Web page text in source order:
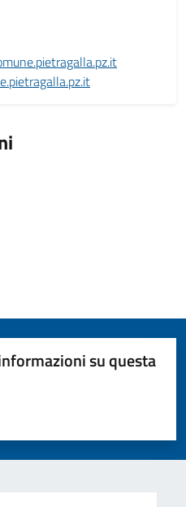
su questa
su 5
5